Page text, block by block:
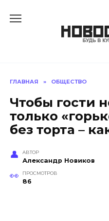
ГЛАВНАЯ » ОБЩЕСТВО
Чтобы гости
только
без торта –
АВТОР
Александр Новиков
ПРОСМОТРОВ
86